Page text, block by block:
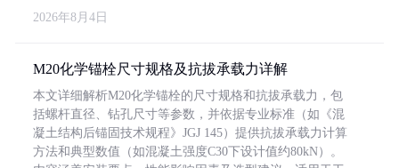
2026年8月4日
M20化学锚栓尺寸规格及抗拔承载力详解
本文详细解析M20化学锚栓的尺寸规格和抗拔承载力，包
括螺杆直径、钻孔尺寸等参数，并依据专业标准（如《混
凝土结构后锚固技术规程》JGJ 145）提供抗拔承载力计算
方法和典型数值（如混凝土强度C30下设计值约80kN）。